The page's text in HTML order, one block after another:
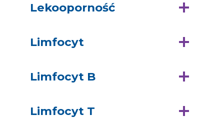
Lekooporność
Limfocyt
Limfocyt B
Limfocyt T